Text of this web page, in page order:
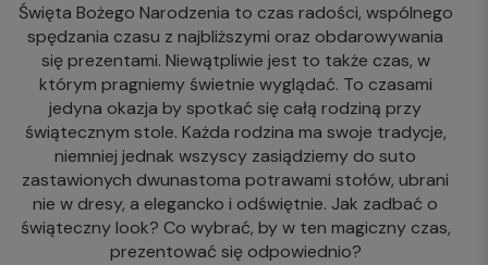
Święta Bożego Narodzenia to czas radości, wspólnego
spędzania czasu z najbliższymi oraz obdarowywania
się prezentami. Niewątpliwie jest to także czas, w
którym pragniemy świetnie wyglądać. To czasami
jedyna okazja by spotkać się całą rodziną przy
świątecznym stole. Każda rodzina ma swoje tradycje,
niemniej jednak wszyscy zasiądziemy do suto
zastawionych dwunastoma potrawami stołów, ubrani
nie w dresy, a elegancko i odświętnie. Jak zadbać o
świąteczny look? Co wybrać, by w ten magiczny czas,
prezentować się odpowiednio?